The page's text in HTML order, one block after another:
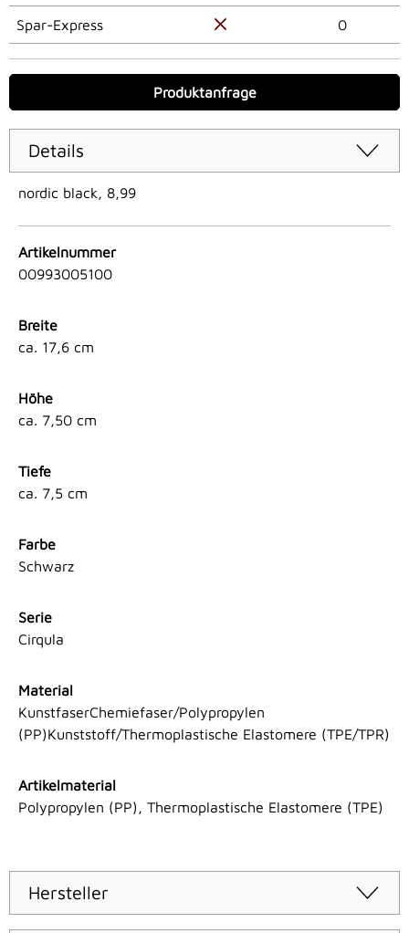
Spar-Express 0
Produktanfrage
Details
nordic black, 8,99
Artikelnummer
00993005100
Breite
ca. 17,6 cm
Höhe
ca. 7,50 cm
Tiefe
ca. 7,5 cm
Farbe
Schwarz
Serie
Cirqula
Material
KunstfaserChemiefaser/Polypropylen
(PP)Kunststoff/Thermoplastische Elastomere (TPE/TPR)
Artikelmaterial
Polypropylen (PP), Thermoplastische Elastomere (TPE)
Hersteller